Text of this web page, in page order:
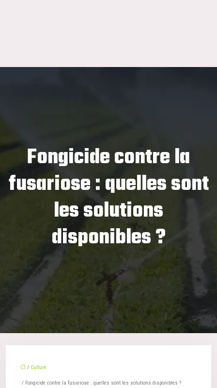
Fongicide contre la
fusariose : quelles sont
les solutions
disponibles ?
/ Culture
/ Fongicide contre la fusariose : quelles sont les solutions disponibles ?